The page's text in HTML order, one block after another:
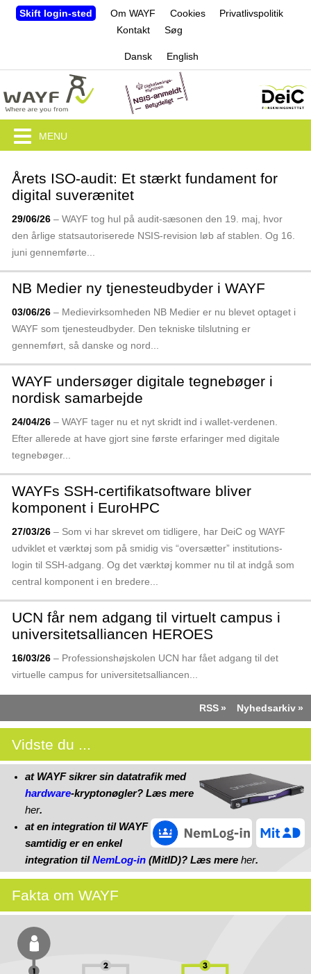
Jump to navigation
Skift login-sted Om WAYF Cookies
Privatlivspolitik
Kontakt
Søg
Dansk English
Årets ISO-audit: Et stærkt fundament for
digital suverænitet
29/06/26– WAYF tog hul på audit-sæsonen den 19. maj, hvor
den årlige stats­autoriserede NSIS-revision løb af stablen. Og 16.
juni gennem­førte...
NB Medier ny tjenesteudbyder i WAYF
03/06/26– Medie­virksomheden NB Medier er nu blevet optaget i
WAYF som tjeneste­udbyder. Den tekniske tilslutning er
gennemført, så danske og nord­...
WAYF undersøger digitale tegnebøger i
nordisk samarbejde
24/04/26– WAYF tager nu et nyt skridt ind i wallet-verdenen.
Efter allerede at have gjort sine første erfaringer med digitale
tegne­bøger...
WAYFs SSH-certifikatsoftware bliver
komponent i EuroHPC
27/03/26– Som vi har skrevet om tidligere, har DeiC og WAYF
udviklet et værktøj som på smidig vis “oversætter” institutions­
login til SSH-adgang. Og det værktøj kommer nu til at indgå som
central komponent i en bredere...
UCN får nem adgang til virtuelt campus i
universitetsalliancen HEROES
16/03/26– Professionshøjskolen UCN har fået adgang til det
virtuelle campus for universitets­alliancen...
RSS Nyhedsarkiv
Vidste du ...
at WAYF sikrer sin datatrafik med
hardware-kryptonøgler? Læs mere
her.
at en integration til WAYF
samtidig er en enkel
integration tilNemLog‑in(MitID)? Læs mere her.
Fakta om WAYF
MENU